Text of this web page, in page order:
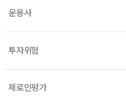
운용사
투자위험
제로인평가
연금 펀드 검색
투자 라이브러리
ETF 처음투자
내맘대로 만들기
DIY 포트 관리
고객라운지
이벤트